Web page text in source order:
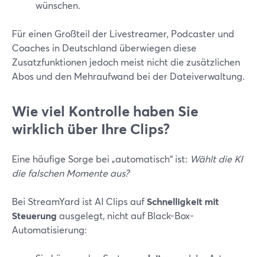
wünschen.
Für einen Großteil der Livestreamer, Podcaster und
Coaches in Deutschland überwiegen diese
Zusatzfunktionen jedoch meist nicht die zusätzlichen
Abos und den Mehraufwand bei der Dateiverwaltung.
Wie viel Kontrolle haben Sie
wirklich über Ihre Clips?
Eine häufige Sorge bei „automatisch“ ist: Wählt die KI
die falschen Momente aus?
Bei StreamYard ist AI Clips aufSchnelligkeit mit
Steuerung ausgelegt, nicht auf Black-Box-
Automatisierung: